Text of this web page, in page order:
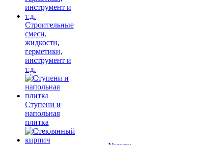
Строительные
смеси,
жидкости,
герметики,
инструмент и
т.д.
Ступени и
напольная
плитка